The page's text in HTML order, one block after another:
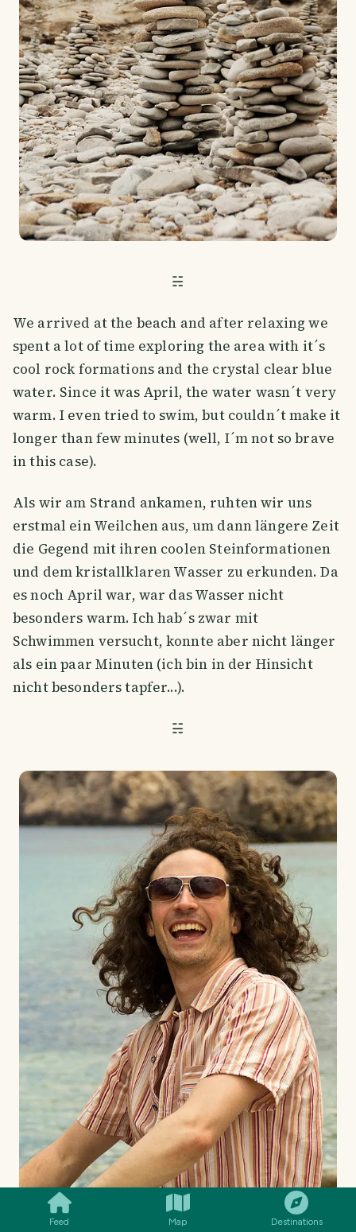
Feed Map Destinations
☵
We arrived at the beach and after relaxing we
spent a lot of time exploring the area with it´s
cool rock formations and the crystal clear blue
water. Since it was April, the water wasn´t very
warm. I even tried to swim, but couldn´t make it
longer than few minutes (well, I´m not so brave
in this case).
Als wir am Strand ankamen, ruhten wir uns
erstmal ein Weilchen aus, um dann längere Zeit
die Gegend mit ihren coolen Steinformationen
und dem kristallklaren Wasser zu erkunden. Da
es noch April war, war das Wasser nicht
besonders warm. Ich hab´s zwar mit
Schwimmen versucht, konnte aber nicht länger
als ein paar Minuten (ich bin in der Hinsicht
nicht besonders tapfer...).
☵
SMILES COMMENT SHARE